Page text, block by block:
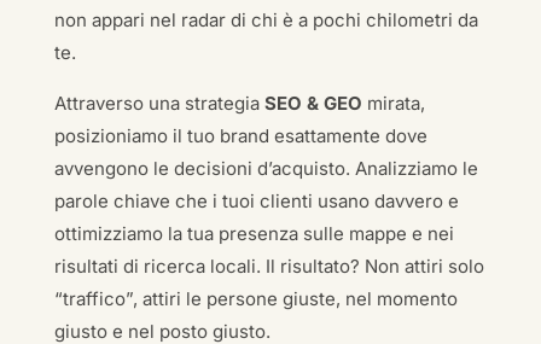
non appari nel radar di chi è a pochi chilometri da
te.
Attraverso una strategia SEO & GEO mirata,
posizioniamo il tuo brand esattamente dove
avvengono le decisioni d’acquisto. Analizziamo le
parole chiave che i tuoi clienti usano davvero e
ottimizziamo la tua presenza sulle mappe e nei
risultati di ricerca locali. Il risultato? Non attiri solo
“traffico”, attiri le persone giuste, nel momento
giusto e nel posto giusto.